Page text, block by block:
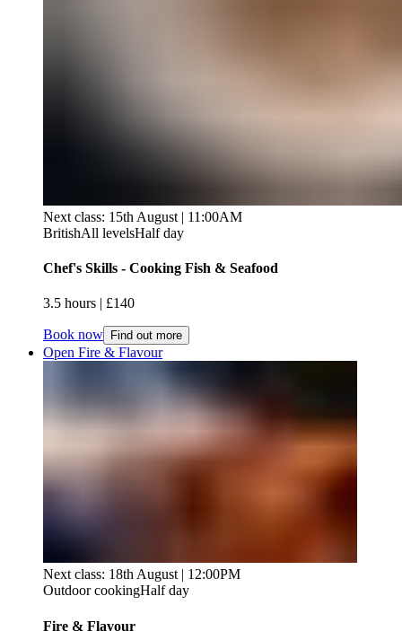
Next class: 15th August | 11:00AM
BritishAll levelsHalf day
Chef's Skills - Cooking Fish & Seafood​​​​‌ ‍ ​‍​‍‌‍ ‌ ​‍‌‍‍‌‌‍‌ ‌‍‍‌‌‍ ‍​‍​‍​ ‍‍​‍​‍‌ ​ ‌‍​‌‌‍ ‍‌‍‍‌‌ ‌​‌ ‍‌​‍ ‍‌‍‍‌‌‍ ​‍​‍​‍ ​​‍​‍‌‍‍​‌ ​‍‌‍‌‌‌‍‌‍​‍​‍​ ‍‍​‍​‍‌‍‍​‌ ‌​‌ ‌​‌ ​​‌ ​ ​ ‍‍​‍ ​‍ ‌‍ ​​‍ ‌‌‍​‌‌‍ ‍‌‍‌​​‍ ‌‌ ​‍​‍ ‌‌‍‍​‌‍ ‌ ‌​‌‍‌‌‌‍ ​‌ ​ ​‍ ‌‌ ​ ‌ ‌​‌ ‌‌‌‍‌​‌‍‍‌‌‍ ​‍ ‍‌ ‌‍‌‍‌‌‌ ​‍‌‍​ ‌‍‌‌‌‍ ​​‍ ‍‌‍​‌‌ ​​‌ ​​​‍ ‌‍‍‌‌‍ ‍‌ ‌​‌‍‌‌‌‍ ‍‌ ‌​​‍ ‌‍‌‌‌‍‌​‌‍‍‌‌ ‌​​‍ ‌‍ ‌‌‍ ‌‍‌​‌‍‌‌​ ‌‌ ​​‌ ​‍‌‍‌‌‌ ​ ‌‍‌‌‌‍ ‍‌ ‌​‌‍​‌‌ ‌​‌‍‍‌‌‍ ‌‍ ‍​ ‍ ‌‍‍‌‌‍‌​​ ‌‌‍​‍​ ‌‌​ ‌​​ ‌ ​ ​‍​ ‌‍‌‍‌‌‌‍‌‌​‍ ‌​ ​‌‌‍​‌​ ‌ ​ ​ ​‍ ‌​ ‌​‌‍‌​​ ‌​​ ‍‌​‍ ‌‌‍​‌‌‍‌‍​ ‍​‌‍‌‌​‍ ‌​ ​‍‌‍​ ​ ‍​​ ‌ ​ ​ ​ ‍​​ ‌‌​ ‍​​ ​​‌‍‌‍‌‍‌‌​ ​‍​ ‍ ‌ ‌​‌ ‍‌‌ ​​‌‍‌‌​ ‌‌‍‍​‌‍ ‌ ‌​‌‍‌‌‌‍ ​‌​​ ‌‍ ​‌‍​‌‌ ​ ‌ ​ ​ ‍ ‌ ​​‌‍​‌‌ ‌​‌‍‍​​ ‌‌ ‌​‌‍‍‌‌ ‌​‌‍ ​‌‍‌‌​ ‌‍​‍‌‍​‌‌ ​ ‌‍‌‌‌‌‌‌‌ ​‍‌‍ ​​ ‌‌‍‍​‌ ‌​‌ ‌​‌ ​​‌ ​ ​‍‌‌​ ​ ‌​​‌​‍‌‌​ ​‍‌​‌‍​‍‌‌​ ​‍‌​‌‍‌‍ ​​‍ ‌‌‍​‌‌‍ ‍‌‍‌​​‍ ‌‌ ​‍​‍ ‌‌‍‍​‌‍ ‌ ‌​‌‍‌‌‌‍ ​‌ ​ ​‍ ‌‌ ​ ‌ ‌​‌ ‌‌‌‍‌​‌‍‍‌‌‍ ​‍ ‍‌ ‌‍‌‍‌‌‌ ​‍‌‍​ ‌‍‌‌‌‍ ​​‍ ‍‌‍​‌‌ ​​‌ ​​​‍‌‍‌‍‍‌‌‍‌​​ ‌‌‍​‍​ ‌‌​ ‌​​ ‌ ​ ​‍​ ‌‍‌‍‌‌‌‍‌‌​‍ ‌​ ​‌‌‍​‌​ ‌ ​ ​ ​‍ ‌​ ‌​‌‍‌​​ ‌​​ ‍‌​‍ ‌‌‍​‌‌‍‌‍​ ‍​‌‍‌‌​‍ ‌​ ​‍‌‍​ ​ ‍​​ ‌ ​ ​ ​ ‍​​ ‌‌​ ‍​​ ​​‌‍‌‍‌‍‌‌​ ​‍​‍‌‍‌ ‌​‌ ‍‌‌ ​​‌‍‌‌​ ‌‌‍‍​‌‍ ‌ ‌​‌‍‌‌‌‍ ​‌​​ ‌‍ ​‌‍​‌‌ ​ ‌ ​ ​‍‌‍‌ ​​‌‍​‌‌ ‌​‌‍‍​​ ‌‌ ‌​‌‍‍‌‌ ‌​‌‍ ​‌‍‌‌​‍‌‍‌ ​​‌‍‌‌‌ ​‍‌ ​ ‌ ​​‌‍‌‌‌‍​ ‌ ‌​‌‍‍‌‌ ‌‍‌‍‌‌​ ‌‌ ​​‌ ‌‌‌‍​‍‌‍ ​‌‍‍‌‌ ​ ‌‍‍​‌‍‌‌‌‍‌​​‍​‍‌ ‌
3.5 hours​​​​‌ ‍ ​‍​‍‌‍ ‌ ​‍‌‍‍‌‌‍‌ ‌‍‍‌‌‍ ‍​‍​‍​ ‍‍​‍​‍‌ ​ ‌‍​‌‌‍ ‍‌‍‍‌‌ ‌​‌ ‍‌​‍ ‍‌‍‍‌‌‍ ​‍​‍​‍ ​​‍​‍‌‍‍​‌ ​‍‌‍‌‌‌‍‌‍​‍​‍​ ‍‍​‍​‍‌‍‍​‌ ‌​‌ ‌​‌ ​​‌ ​ ​ ‍‍​‍ ​‍ ‌‍ ​​‍ ‌‌‍​‌‌‍ ‍‌‍‌​​‍ ‌‌ ​‍​‍ ‌‌‍‍​‌‍ ‌ ‌​‌‍‌‌‌‍ ​‌ ​ ​‍ ‌‌ ​ ‌ ‌​‌ ‌‌‌‍‌​‌‍‍‌‌‍ ​‍ ‍‌ ‌‍‌‍‌‌‌ ​‍‌‍​ ‌‍‌‌‌‍ ​​‍ ‍‌‍​‌‌ ​​‌ ​​​‍ ‌‍‍‌‌‍ ‍‌ ‌​‌‍‌‌‌‍ ‍‌ ‌​​‍ ‌‍‌‌‌‍‌​‌‍‍‌‌ ‌​​‍ ‌‍ ‌‌‍ ‌‍‌​‌‍‌‌​ ‌‌ ​​‌ ​‍‌‍‌‌‌ ​ ‌‍‌‌‌‍ ‍‌ ‌​‌‍​‌‌ ‌​‌‍‍‌‌‍ ‌‍ ‍​ ‍ ‌‍‍‌‌‍‌​​ ‌‌‍​‍​ ‌‌​ ‌​​ ‌ ​ ​‍​ ‌‍‌‍‌‌‌‍‌‌​‍ ‌​ ​‌‌‍​‌​ ‌ ​ ​ ​‍ ‌​ ‌​‌‍‌​​ ‌​​ ‍‌​‍ ‌‌‍​‌‌‍‌‍​ ‍​‌‍‌‌​‍ ‌​ ​‍‌‍​ ​ ‍​​ ‌ ​ ​ ​ ‍​​ ‌‌​ ‍​​ ​​‌‍‌‍‌‍‌‌​ ​‍​ ‍ ‌ ‌​‌ ‍‌‌ ​​‌‍‌‌​ ‌‌‍‍​‌‍ ‌ ‌​‌‍‌‌‌‍ ​‌​​ ‌‍ ​‌‍​‌‌ ​ ‌ ​ ​ ‍ ‌ ​​‌‍​‌‌ ‌​‌‍‍​​ ‌‌ ‌​‌‍‍‌‌‍ ‌‌‍‌‌​ ‌‍​‍‌‍​‌‌ ​ ‌‍‌‌‌‌‌‌‌ ​‍‌‍ ​​ ‌‌‍‍​‌ ‌​‌ ‌​‌ ​​‌ ​ ​‍‌‌​ ​ ‌​​‌​‍‌‌​ ​‍‌​‌‍​‍‌‌​ ​‍‌​‌‍‌‍ ​​‍ ‌‌‍​‌‌‍ ‍‌‍‌​​‍ ‌‌ ​‍​‍ ‌‌‍‍​‌‍ ‌ ‌​‌‍‌‌‌‍ ​‌ ​ ​‍ ‌‌ ​ ‌ ‌​‌ ‌‌‌‍‌​‌‍‍‌‌‍ ​‍ ‍‌ ‌‍‌‍‌‌‌ ​‍‌‍​ ‌‍‌‌‌‍ ​​‍ ‍‌‍​‌‌ ​​‌ ​​​‍‌‍‌‍‍‌‌‍‌​​ ‌‌‍​‍​ ‌‌​ ‌​​ ‌ ​ ​‍​ ‌‍‌‍‌‌‌‍‌‌​‍ ‌​ ​‌‌‍​‌​ ‌ ​ ​ ​‍ ‌​ ‌​‌‍‌​​ ‌​​ ‍‌​‍ ‌‌‍​‌‌‍‌‍​ ‍​‌‍‌‌​‍ ‌​ ​‍‌‍​ ​ ‍​​ ‌ ​ ​ ​ ‍​​ ‌‌​ ‍​​ ​​‌‍‌‍‌‍‌‌​ ​‍​‍‌‍‌ ‌​‌ ‍‌‌ ​​‌‍‌‌​ ‌‌‍‍​‌‍ ‌ ‌​‌‍‌‌‌‍ ​‌​​ ‌‍ ​‌‍​‌‌ ​ ‌ ​ ​‍‌‍‌ ​​‌‍​‌‌ ‌​‌‍‍​​ ‌‌ ‌​‌‍‍‌‌‍ ‌‌‍‌‌​‍‌‍‌ ​​‌‍‌‌‌ ​‍‌ ​ ‌ ​​‌‍‌‌‌‍​ ‌ ‌​‌‍‍‌‌ ‌‍‌‍‌‌​ ‌‌ ​​‌ ‌‌‌‍​‍‌‍ ​‌‍‍‌‌ ​ ‌‍‍​‌‍‌‌‌‍‌​​‍​‍‌ ‌ | £140​​​​‌ ‍ ​‍​‍‌‍ ‌ ​‍‌‍‍‌‌‍‌ ‌‍‍‌‌‍ ‍​‍​‍​ ‍‍​‍​‍‌ ​ ‌‍​‌‌‍ ‍‌‍‍‌‌ ‌​‌ ‍‌​‍ ‍‌‍‍‌‌‍ ​‍​‍​‍ ​​‍​‍‌‍‍​‌ ​‍‌‍‌‌‌‍‌‍​‍​‍​ ‍‍​‍​‍‌‍‍​‌ ‌​‌ ‌​‌ ​​‌ ​ ​ ‍‍​‍ ​‍ ‌‍ ​​‍ ‌‌‍​‌‌‍ ‍‌‍‌​​‍ ‌‌ ​‍​‍ ‌‌‍‍​‌‍ ‌ ‌​‌‍‌‌‌‍ ​‌ ​ ​‍ ‌‌ ​ ‌ ‌​‌ ‌‌‌‍‌​‌‍‍‌‌‍ ​‍ ‍‌ ‌‍‌‍‌‌‌ ​‍‌‍​ ‌‍‌‌‌‍ ​​‍ ‍‌‍​‌‌ ​​‌ ​​​‍ ‌‍‍‌‌‍ ‍‌ ‌​‌‍‌‌‌‍ ‍‌ ‌​​‍ ‌‍‌‌‌‍‌​‌‍‍‌‌ ‌​​‍ ‌‍ ‌‌‍ ‌‍‌​‌‍‌‌​ ‌‌ ​​‌ ​‍‌‍‌‌‌ ​ ‌‍‌‌‌‍ ‍‌ ‌​‌‍​‌‌ ‌​‌‍‍‌‌‍ ‌‍ ‍​ ‍ ‌‍‍‌‌‍‌​​ ‌‌‍​‍​ ‌‌​ ‌​​ ‌ ​ ​‍​ ‌‍‌‍‌‌‌‍‌‌​‍ ‌​ ​‌‌‍​‌​ ‌ ​ ​ ​‍ ‌​ ‌​‌‍‌​​ ‌​​ ‍‌​‍ ‌‌‍​‌‌‍‌‍​ ‍​‌‍‌‌​‍ ‌​ ​‍‌‍​ ​ ‍​​ ‌ ​ ​ ​ ‍​​ ‌‌​ ‍​​ ​​‌‍‌‍‌‍‌‌​ ​‍​ ‍ ‌ ‌​‌ ‍‌‌ ​​‌‍‌‌​ ‌‌‍‍​‌‍ ‌ ‌​‌‍‌‌‌‍ ​‌​​ ‌‍ ​‌‍​‌‌ ​ ‌ ​ ​ ‍ ‌ ​​‌‍​‌‌ ‌​‌‍‍​​ ‌‌ ​​‌ ​‍‌‍‍‌‌‍​ ‌‍‌‌​ ‌‍​‍‌‍​‌‌ ​ ‌‍‌‌‌‌‌‌‌ ​‍‌‍ ​​ ‌‌‍‍​‌ ‌​‌ ‌​‌ ​​‌ ​ ​‍‌‌​ ​ ‌​​‌​‍‌‌​ ​‍‌​‌‍​‍‌‌​ ​‍‌​‌‍‌‍ ​​‍ ‌‌‍​‌‌‍ ‍‌‍‌​​‍ ‌‌ ​‍​‍ ‌‌‍‍​‌‍ ‌ ‌​‌‍‌‌‌‍ ​‌ ​ ​‍ ‌‌ ​ ‌ ‌​‌ ‌‌‌‍‌​‌‍‍‌‌‍ ​‍ ‍‌ ‌‍‌‍‌‌‌ ​‍‌‍​ ‌‍‌‌‌‍ ​​‍ ‍‌‍​‌‌ ​​‌ ​​​‍‌‍‌‍‍‌‌‍‌​​ ‌‌‍​‍​ ‌‌​ ‌​​ ‌ ​ ​‍​ ‌‍‌‍‌‌‌‍‌‌​‍ ‌​ ​‌‌‍​‌​ ‌ ​ ​ ​‍ ‌​ ‌​‌‍‌​​ ‌​​ ‍‌​‍ ‌‌‍​‌‌‍‌‍​ ‍​‌‍‌‌​‍ ‌​ ​‍‌‍​ ​ ‍​​ ‌ ​ ​ ​ ‍​​ ‌‌​ ‍​​ ​​‌‍‌‍‌‍‌‌​ ​‍​‍‌‍‌ ‌​‌ ‍‌‌ ​​‌‍‌‌​ ‌‌‍‍​‌‍ ‌ ‌​‌‍‌‌‌‍ ​‌​​ ‌‍ ​‌‍​‌‌ ​ ‌ ​ ​‍‌‍‌ ​​‌‍​‌‌ ‌​‌‍‍​​ ‌‌ ​​‌ ​‍‌‍‍‌‌‍​ ‌‍‌‌​‍‌‍‌ ​​‌‍‌‌‌ ​‍‌ ​ ‌ ​​‌‍‌‌‌‍​ ‌ ‌​‌‍‍‌‌ ‌‍‌‍‌‌​ ‌‌ ​​‌ ‌‌‌‍​‍‌‍ ​‌‍‍‌‌ ​ ‌‍‍​‌‍‌‌‌‍‌​​‍​‍‌ ‌
Book now Find out more
Open Fire & Flavour​​​​‌ ‍ ​‍​‍‌‍ ‌ ​‍‌‍‍‌‌‍‌ ‌‍‍‌‌‍ ‍​‍​‍​ ‍‍​‍​‍‌ ​ ‌‍​‌‌‍ ‍‌‍‍‌‌ ‌​‌ ‍‌​‍ ‍‌‍‍‌‌‍ ​‍​‍​‍ ​​‍​‍‌‍‍​‌ ​‍‌‍‌‌‌‍‌‍​‍​‍​ ‍‍​‍​‍‌‍‍​‌ ‌​‌ ‌​‌ ​​‌ ​ ​ ‍‍​‍ ​‍ ‌‍ ​​‍ ‌‌‍​‌‌‍ ‍‌‍‌​​‍ ‌‌ ​‍​‍ ‌‌‍‍​‌‍ ‌ ‌​‌‍‌‌‌‍ ​‌ ​ ​‍ ‌‌ ​ ‌ ‌​‌ ‌‌‌‍‌​‌‍‍‌‌‍ ​‍ ‍‌ ‌‍‌‍‌‌‌ ​‍‌‍​ ‌‍‌‌‌‍ ​​‍ ‍‌‍​‌‌ ​​‌ ​​​‍ ‌‍‍‌‌‍ ‍‌ ‌​‌‍‌‌‌‍ ‍‌ ‌​​‍ ‌‍‌‌‌‍‌​‌‍‍‌‌ ‌​​‍ ‌‍ ‌‌‍ ‌‍‌​‌‍‌‌​ ‌‌ ​​‌ ​‍‌‍‌‌‌ ​ ‌‍‌‌‌‍ ‍‌ ‌​‌‍​‌‌ ‌​‌‍‍‌‌‍ ‌‍ ‍​ ‍ ‌‍‍‌‌‍‌​​ ‌​ ​‍​ ‌‌‌‍‌​​ ‍‌​ ​‌​ ‍​​ ​‍​ ​‌​‍ ‌‌‍​‌​ ​‌​ ‌‌​ ​ ​‍ ‌​ ‌​‌‍‌​​ ‌‌​ ‌‌​‍ ‌‌‍​‌‌‍‌‍‌‍‌‌‌‍​‌​‍ ‌​ ‌ ​ ‌ ‌‍‌‌​ ‌​​ ‌ ​ ​ ​ ‌‍​ ‌​‌‍‌‍​ ​ ​ ​​​ ‌ ​ ‍ ‌ ‌​‌ ‍‌‌ ​​‌‍‌‌​ ‌‌‍‍​‌‍ ‌ ‌​‌‍‌‌‌‍ ​‌​​ ‌‍ ​‌‍​‌‌ ​ ‌ ​ ​ ‍ ‌ ​​‌‍​‌‌ ‌​‌‍‍​​ ‌‌ ‌​‌‍‍‌‌ ‌​‌‍ ​‌‍‌‌​ ‌‍​‍‌‍​‌‌ ​ ‌‍‌‌‌‌‌‌‌ ​‍‌‍ ​​ ‌‌‍‍​‌ ‌​‌ ‌​‌ ​​‌ ​ ​‍‌‌​ ​ ‌​​‌​‍‌‌​ ​‍‌​‌‍​‍‌‌​ ​‍‌​‌‍‌‍ ​​‍ ‌‌‍​‌‌‍ ‍‌‍‌​​‍ ‌‌ ​‍​‍ ‌‌‍‍​‌‍ ‌ ‌​‌‍‌‌‌‍ ​‌ ​ ​‍ ‌‌ ​ ‌ ‌​‌ ‌‌‌‍‌​‌‍‍‌‌‍ ​‍ ‍‌ ‌‍‌‍‌‌‌ ​‍‌‍​ ‌‍‌‌‌‍ ​​‍ ‍‌‍​‌‌ ​​‌ ​​​‍‌‍‌‍‍‌‌‍‌​​ ‌​ ​‍​ ‌‌‌‍‌​​ ‍‌​ ​‌​ ‍​​ ​‍​ ​‌​‍ ‌‌‍​‌​ ​‌​ ‌‌​ ​ ​‍ ‌​ ‌​‌‍‌​​ ‌‌​ ‌‌​‍ ‌‌‍​‌‌‍‌‍‌‍‌‌‌‍​‌​‍ ‌​ ‌ ​ ‌ ‌‍‌‌​ ‌​​ ‌ ​ ​ ​ ‌‍​ ‌​‌‍‌‍​ ​ ​ ​​​ ‌ ​‍‌‍‌ ‌​‌ ‍‌‌ ​​‌‍‌‌​ ‌‌‍‍​‌‍ ‌ ‌​‌‍‌‌‌‍ ​‌​​ ‌‍ ​‌‍​‌‌ ​ ‌ ​ ​‍‌‍‌ ​​‌‍​‌‌ ‌​‌‍‍​​ ‌‌ ‌​‌‍‍‌‌ ‌​‌‍ ​‌‍‌‌​‍‌‍‌ ​​‌‍‌‌‌ ​‍‌ ​ ‌ ​​‌‍‌‌‌‍​ ‌ ‌​‌‍‍‌‌ ‌‍‌‍‌‌​ ‌‌ ​​‌ ‌‌‌‍​‍‌‍ ​‌‍‍‌‌ ​ ‌‍‍​‌‍‌‌‌‍‌​​‍​‍‌ ‌
Next class: 18th August | 12:00PM
Outdoor cookingHalf day
Fire & Flavour​​​​‌ ‍ ​‍​‍‌‍ ‌ ​‍‌‍‍‌‌‍‌ ‌‍‍‌‌‍ ‍​‍​‍​ ‍‍​‍​‍‌ ​ ‌‍​‌‌‍ ‍‌‍‍‌‌ ‌​‌ ‍‌​‍ ‍‌‍‍‌‌‍ ​‍​‍​‍ ​​‍​‍‌‍‍​‌ ​‍‌‍‌‌‌‍‌‍​‍​‍​ ‍‍​‍​‍‌‍‍​‌ ‌​‌ ‌​‌ ​​‌ ​ ​ ‍‍​‍ ​‍ ‌‍ ​​‍ ‌‌‍​‌‌‍ ‍‌‍‌​​‍ ‌‌ ​‍​‍ ‌‌‍‍​‌‍ ‌ ‌​‌‍‌‌‌‍ ​‌ ​ ​‍ ‌‌ ​ ‌ ‌​‌ ‌‌‌‍‌​‌‍‍‌‌‍ ​‍ ‍‌ ‌‍‌‍‌‌‌ ​‍‌‍​ ‌‍‌‌‌‍ ​​‍ ‍‌‍​‌‌ ​​‌ ​​​‍ ‌‍‍‌‌‍ ‍‌ ‌​‌‍‌‌‌‍ ‍‌ ‌​​‍ ‌‍‌‌‌‍‌​‌‍‍‌‌ ‌​​‍ ‌‍ ‌‌‍ ‌‍‌​‌‍‌‌​ ‌‌ ​​‌ ​‍‌‍‌‌‌ ​ ‌‍‌‌‌‍ ‍‌ ‌​‌‍​‌‌ ‌​‌‍‍‌‌‍ ‌‍ ‍​ ‍ ‌‍‍‌‌‍‌​​ ‌​ ​‍​ ‌‌‌‍‌​​ ‍‌​ ​‌​ ‍​​ ​‍​ ​‌​‍ ‌‌‍​‌​ ​‌​ ‌‌​ ​ ​‍ ‌​ ‌​‌‍‌​​ ‌‌​ ‌‌​‍ ‌‌‍​‌‌‍‌‍‌‍‌‌‌‍​‌​‍ ‌​ ‌ ​ ‌ ‌‍‌‌​ ‌​​ ‌ ​ ​ ​ ‌‍​ ‌​‌‍‌‍​ ​ ​ ​​​ ‌ ​ ‍ ‌ ‌​‌ ‍‌‌ ​​‌‍‌‌​ ‌‌‍‍​‌‍ ‌ ‌​‌‍‌‌‌‍ ​‌​​ ‌‍ ​‌‍​‌‌ ​ ‌ ​ ​ ‍ ‌ ​​‌‍​‌‌ ‌​‌‍‍​​ ‌‌ ‌​‌‍‍‌‌ ‌​‌‍ ​‌‍‌‌​ ‌‍​‍‌‍​‌‌ ​ ‌‍‌‌‌‌‌‌‌ ​‍‌‍ ​​ ‌‌‍‍​‌ ‌​‌ ‌​‌ ​​‌ ​ ​‍‌‌​ ​ ‌​​‌​‍‌‌​ ​‍‌​‌‍​‍‌‌​ ​‍‌​‌‍‌‍ ​​‍ ‌‌‍​‌‌‍ ‍‌‍‌​​‍ ‌‌ ​‍​‍ ‌‌‍‍​‌‍ ‌ ‌​‌‍‌‌‌‍ ​‌ ​ ​‍ ‌‌ ​ ‌ ‌​‌ ‌‌‌‍‌​‌‍‍‌‌‍ ​‍ ‍‌ ‌‍‌‍‌‌‌ ​‍‌‍​ ‌‍‌‌‌‍ ​​‍ ‍‌‍​‌‌ ​​‌ ​​​‍‌‍‌‍‍‌‌‍‌​​ ‌​ ​‍​ ‌‌‌‍‌​​ ‍‌​ ​‌​ ‍​​ ​‍​ ​‌​‍ ‌‌‍​‌​ ​‌​ ‌‌​ ​ ​‍ ‌​ ‌​‌‍‌​​ ‌‌​ ‌‌​‍ ‌‌‍​‌‌‍‌‍‌‍‌‌‌‍​‌​‍ ‌​ ‌ ​ ‌ ‌‍‌‌​ ‌​​ ‌ ​ ​ ​ ‌‍​ ‌​‌‍‌‍​ ​ ​ ​​​ ‌ ​‍‌‍‌ ‌​‌ ‍‌‌ ​​‌‍‌‌​ ‌‌‍‍​‌‍ ‌ ‌​‌‍‌‌‌‍ ​‌​​ ‌‍ ​‌‍​‌‌ ​ ‌ ​ ​‍‌‍‌ ​​‌‍​‌‌ ‌​‌‍‍​​ ‌‌ ‌​‌‍‍‌‌ ‌​‌‍ ​‌‍‌‌​‍‌‍‌ ​​‌‍‌‌‌ ​‍‌ ​ ‌ ​​‌‍‌‌‌‍​ ‌ ‌​‌‍‍‌‌ ‌‍‌‍‌‌​ ‌‌ ​​‌ ‌‌‌‍​‍‌‍ ​‌‍‍‌‌ ​ ‌‍‍​‌‍‌‌‌‍‌​​‍​‍‌ ‌